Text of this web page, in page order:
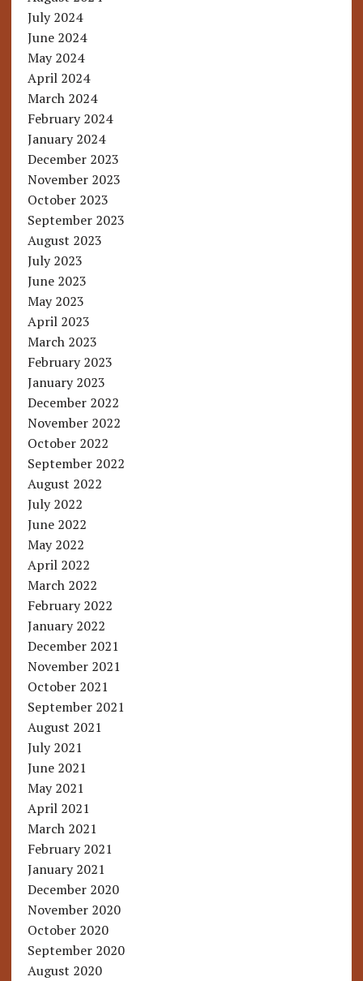
July 2024
June 2024
May 2024
April 2024
March 2024
February 2024
January 2024
December 2023
November 2023
October 2023
September 2023
August 2023
July 2023
June 2023
May 2023
April 2023
March 2023
February 2023
January 2023
December 2022
November 2022
October 2022
September 2022
August 2022
July 2022
June 2022
May 2022
April 2022
March 2022
February 2022
January 2022
December 2021
November 2021
October 2021
September 2021
August 2021
July 2021
June 2021
May 2021
April 2021
March 2021
February 2021
January 2021
December 2020
November 2020
October 2020
September 2020
August 2020